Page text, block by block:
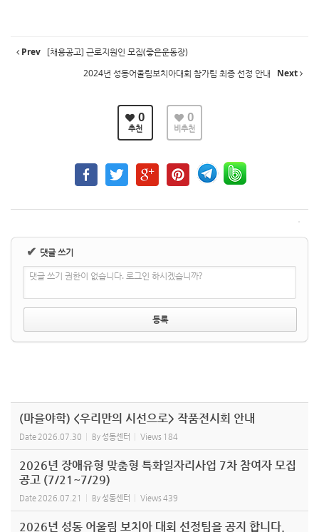
Prev [채용공고] 근로지원인 모집(좋은운동장)
2024년 성동어울림보치아대회 참가팀 최종 선정 안내
Next
0
추천
0
비추천
✔ 댓글 쓰기
댓글 쓰기 권한이 없습니다. 로그인 하시겠습니까?
(마을야학) <우리만의 시선으로> 작품전시회 안내
Date 2026.07.30 By성동센터 Views 184
2026년 장애유형 맞춤형 특화일자리사업 7차 참여자 모집
공고 (7/21~7/29)
Date 2026.07.21 By성동센터 Views 439
2026년 성동 어울림 보치아 대회 선정팀을 공지 합니다.